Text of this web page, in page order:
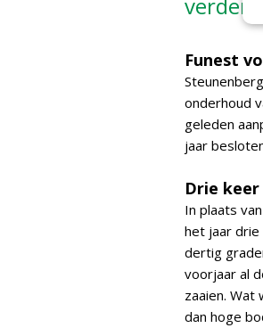
Funest
onderhoud
geleden
jaar
Drie keer
In plaats
het jaar
dertig
voorjaar al
zaaien.
dan hoge